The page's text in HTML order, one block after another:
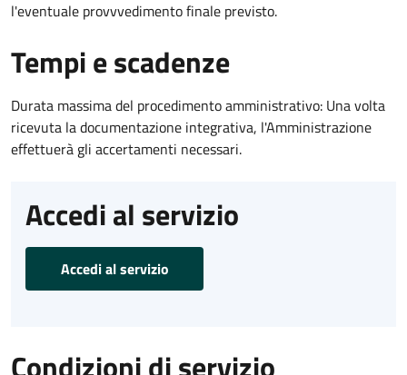
l'eventuale provvvedimento finale previsto.
Tempi e scadenze
Durata massima del procedimento amministrativo: Una volta
ricevuta la documentazione integrativa, l'Amministrazione
effettuerà gli accertamenti necessari.
Accedi al servizio
Accedi al servizio